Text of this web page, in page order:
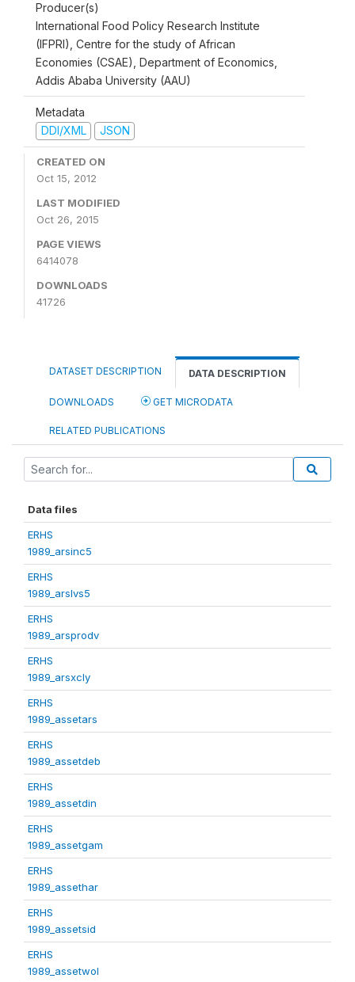
Producer(s)
International Food Policy Research Institute
(IFPRI), Centre for the study of African
Economies (CSAE), Department of Economics,
Addis Ababa University (AAU)
Metadata
DDI/XML
JSON
CREATED ON
Oct 15, 2012
LAST MODIFIED
Oct 26, 2015
PAGE VIEWS
6414078
DOWNLOADS
41726
DATASET DESCRIPTION DATA DESCRIPTION
DOWNLOADS GET MICRODATA
RELATED PUBLICATIONS
Data files
ERHS
1989_arsinc5
ERHS
1989_arslvs5
ERHS
1989_arsprodv
ERHS
1989_arsxcly
ERHS
1989_assetars
ERHS
1989_assetdeb
ERHS
1989_assetdin
ERHS
1989_assetgam
ERHS
1989_assethar
ERHS
1989_assetsid
ERHS
1989_assetwol